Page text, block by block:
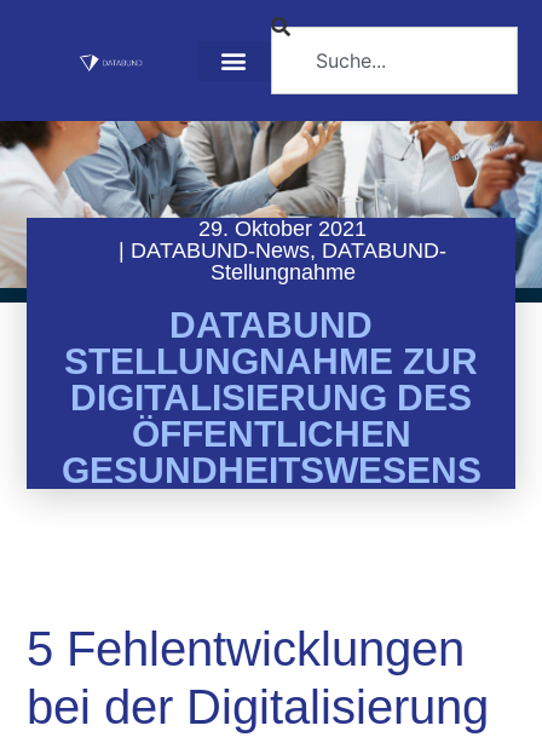
29. Oktober 2021
DATABUND-News, DATABUND-
Stellungnahme
DATABUND
STELLUNGNAHME ZUR
DIGITALISIERUNG DES
ÖFFENTLICHEN
GESUNDHEITSWESENS
5 Fehlentwicklungen
bei der Digitalisierung